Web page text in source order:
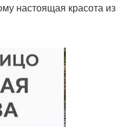
настоящая красота